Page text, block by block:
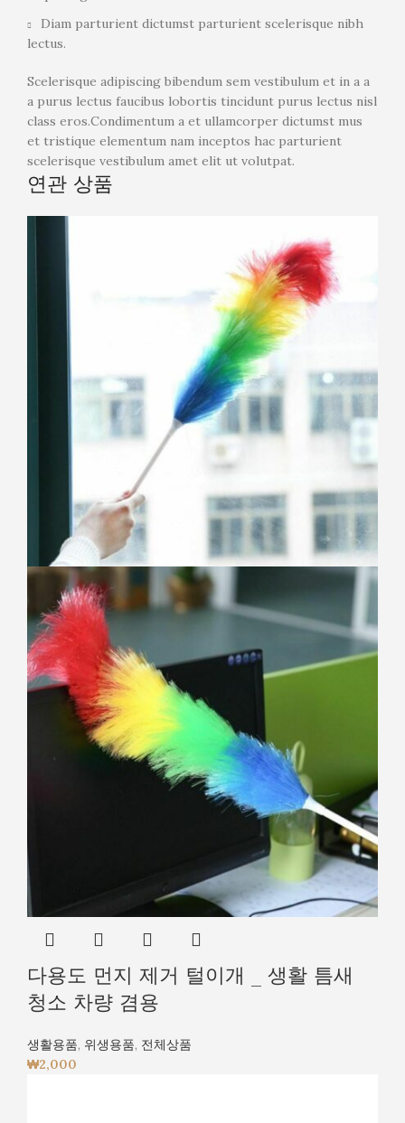
Diam parturient dictumst parturient scelerisque nibh
lectus.
Scelerisque adipiscing bibendum sem vestibulum et in a a
a purus lectus faucibus lobortis tincidunt purus lectus nisl
class eros.Condimentum a et ullamcorper dictumst mus
et tristique elementum nam inceptos hac parturient
scelerisque vestibulum amet elit ut volutpat.
연관 상품
다용도 먼지 제거 털이개 _ 생활 틈새
청소 차량 겸용
생활용품, 위생용품, 전체상품
₩2,000